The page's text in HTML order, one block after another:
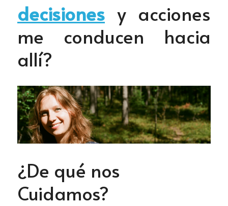
decisiones y acciones
me conducen hacia
allí?
¿De qué nos
Cuidamos?